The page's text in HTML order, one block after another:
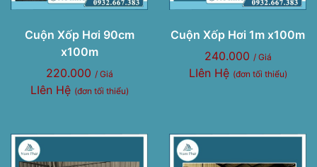
Cuộn Xốp Hơi 90cm
x100m
220.000 / Giá
LIên Hệ (đơn tối thiểu)
Cuộn Xốp Hơi 1m x100m
240.000 / Giá
LIên Hệ (đơn tối thiểu)